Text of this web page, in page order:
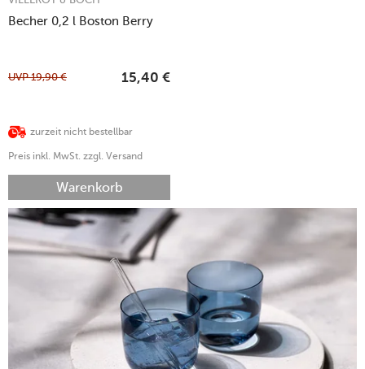
Becher 0,2 l Boston Berry
zurzeit nicht bestellbar
UVP19,90 € 15,40 €
Preis inkl. MwSt. zzgl. Versand
Warenkorb